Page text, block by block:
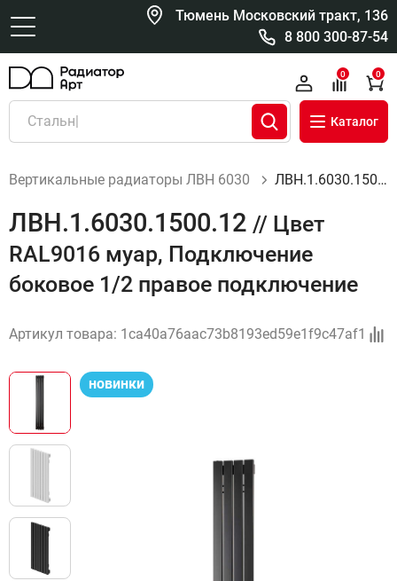
Тюмень Московский тракт, 136
8 800 300-87-54
Каталог
0 0
Вертикальные радиаторы ЛВН 6030 ЛВН.1.6030.1500.12
ЛВН.1.6030.1500.12 // Цвет
RAL9016 муар, Подключение
боковое 1/2 правое подключение
Артикул товара: 1ca40a76aac73b8193ed59e1f9c47af1
новинки